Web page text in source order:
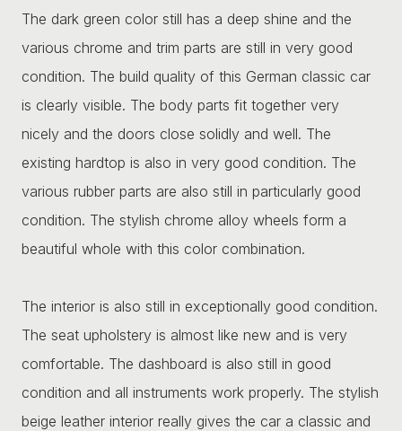
The dark green color still has a deep shine and the
various chrome and trim parts are still in very good
condition. The build quality of this German classic car
is clearly visible. The body parts fit together very
nicely and the doors close solidly and well. The
existing hardtop is also in very good condition. The
various rubber parts are also still in particularly good
condition. The stylish chrome alloy wheels form a
beautiful whole with this color combination.
The interior is also still in exceptionally good condition.
The seat upholstery is almost like new and is very
comfortable. The dashboard is also still in good
condition and all instruments work properly. The stylish
beige leather interior really gives the car a classic and